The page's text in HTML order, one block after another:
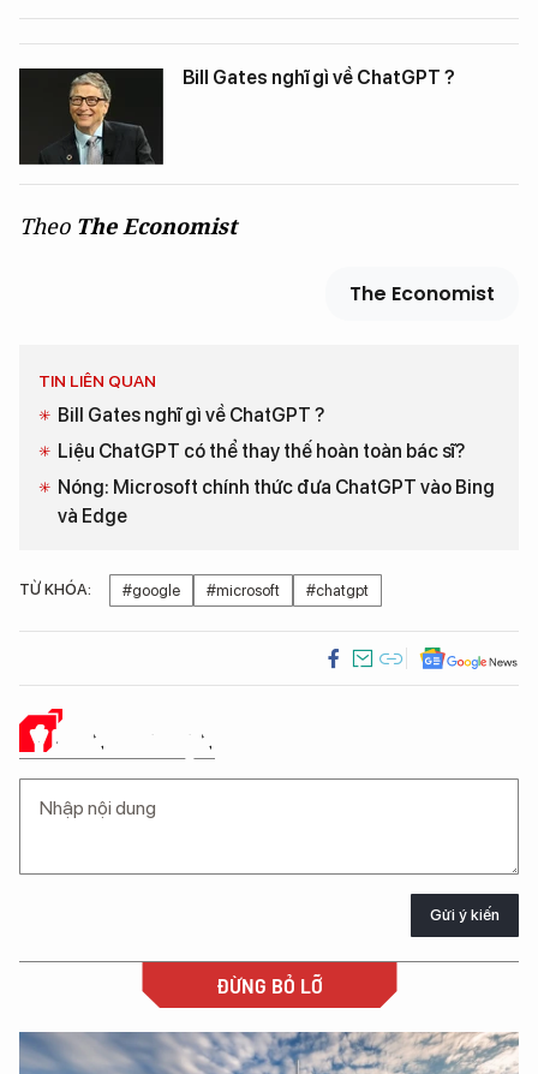
Bill Gates nghĩ gì về ChatGPT ?
TheoThe Economist
The Economist
TIN LIÊN QUAN
Bill Gates nghĩ gì về ChatGPT ?
Liệu ChatGPT có thể thay thế hoàn toàn bác sĩ?
Nóng: Microsoft chính thức đưa ChatGPT vào Bing
và Edge
TỪ KHÓA: #google #microsoft #chatgpt
Ý KIẾN CỦA BẠN
Gửi ý kiến
ĐỪNG BỎ LỠ